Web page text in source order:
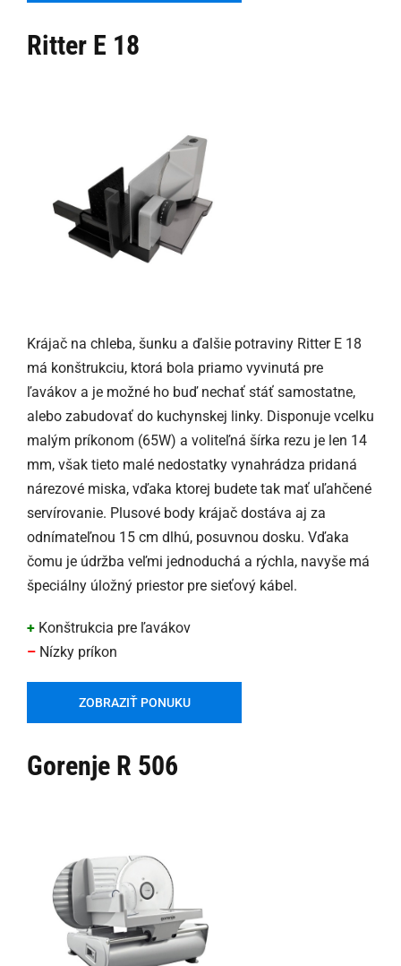
Ritter E 18
Krájač na chleba, šunku a ďalšie potraviny Ritter E 18
má konštrukciu, ktorá bola priamo vyvinutá pre
ľavákov a je možné ho buď nechať stáť samostatne,
alebo zabudovať do kuchynskej linky. Disponuje vcelku
malým príkonom (65W) a voliteľná šírka rezu je len 14
mm, však tieto malé nedostatky vynahrádza pridaná
nárezové miska, vďaka ktorej budete tak mať uľahčené
servírovanie. Plusové body krájač dostáva aj za
odnímateľnou 15 cm dlhú, posuvnou dosku. Vďaka
čomu je údržba veľmi jednoduchá a rýchla, navyše má
špeciálny úložný priestor pre sieťový kábel.
+ Konštrukcia pre ľavákov
– Nízky príkon
ZOBRAZIŤ PONUKU
Gorenje R 506